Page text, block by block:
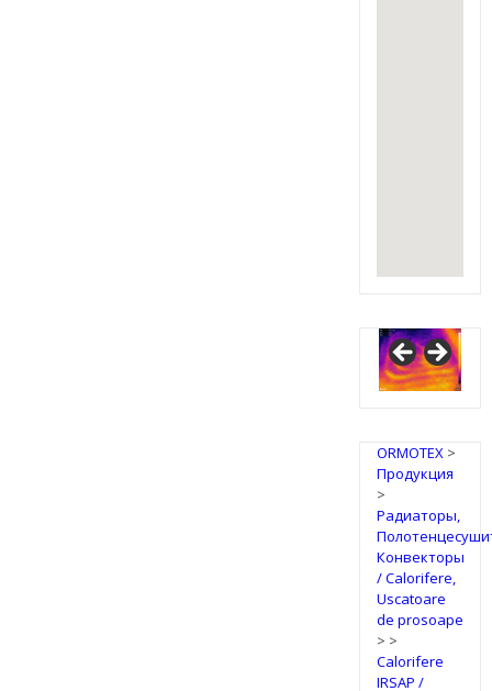
IRSAP
Design
Radiators
ORMOTEX>
Продукция
>
Радиаторы,
Конвекторы
/ Calorifere,
Uscatoare
de prosoape
> >
Calorifere
IRSAP /